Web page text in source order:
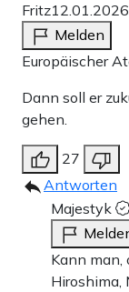
Fritz
Melden
Europäischer
Dann soll er
gehen.
27
Antworten
Majestyk
Kann man,
Hiroshima,